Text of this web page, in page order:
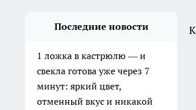
Последние новости
1 ложка в кастрюлю — и
свекла готова уже через 7
минут: яркий цвет,
отменный вкус и никакой